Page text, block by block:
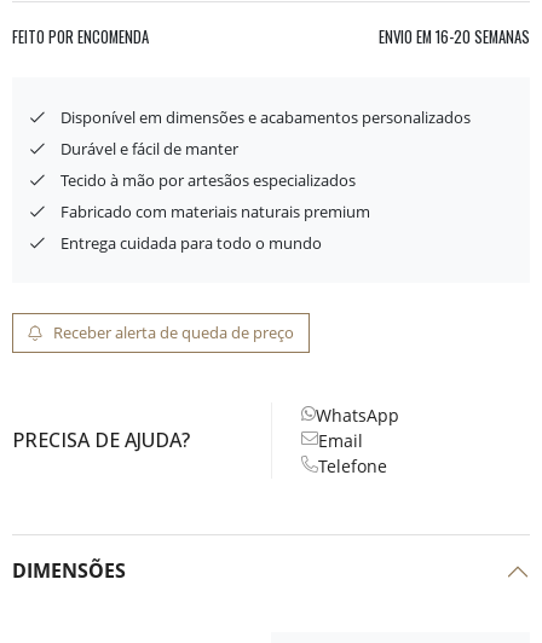
FEITO POR ENCOMENDA ENVIO EM 16-20 SEMANAS
Disponível em dimensões e acabamentos personalizados
Durável e fácil de manter
Tecido à mão por artesãos especializados
Fabricado com materiais naturais premium
Entrega cuidada para todo o mundo
Receber alerta de queda de preço
PRECISA DE AJUDA?
WhatsApp
Email
Telefone
DIMENSÕES